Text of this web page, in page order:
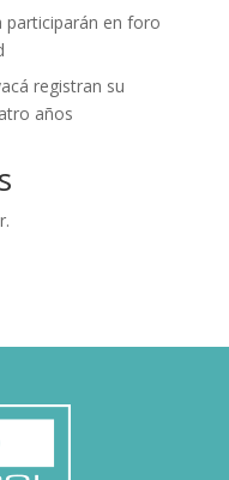
participarán en foro
registran su
años